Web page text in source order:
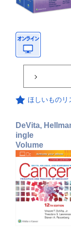
ほしいものリ
DeVita,
ingle
Volume